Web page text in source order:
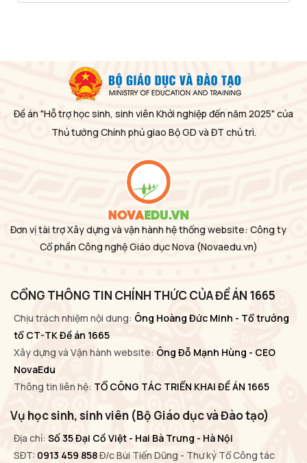
Đề án "Hỗ trợ học sinh, sinh viên Khởi nghiệp đến năm 2025" của
Thủ tướng Chính phủ giao Bộ GD và ĐT chủ trì.
Đơn vị tài trợ Xây dựng và vận hành hệ thống website: Công ty
Cổ phần Công nghệ Giáo dục Nova (Novaedu.vn)
CỔNG THÔNG TIN CHÍNH THỨC CỦA ĐỀ ÁN 1665
Chịu trách nhiệm nội dung: Ông Hoàng Đức Minh - Tổ trưởng
tổ CT-TK Đề án 1665
Xây dựng và Vận hành website: Ông Đỗ Mạnh Hùng - CEO
NovaEdu
Thông tin liên hệ: TỔ CÔNG TÁC TRIỂN KHAI ĐỀ ÁN 1665
Vụ học sinh, sinh viên (Bộ Giáo dục và Đào tạo)
Địa chỉ: Số 35 Đại Cồ Việt - Hai Bà Trưng - Hà Nội
SĐT: 0913 459 858Đ/c Bùi Tiến Dũng - Thư ký Tổ Công tác